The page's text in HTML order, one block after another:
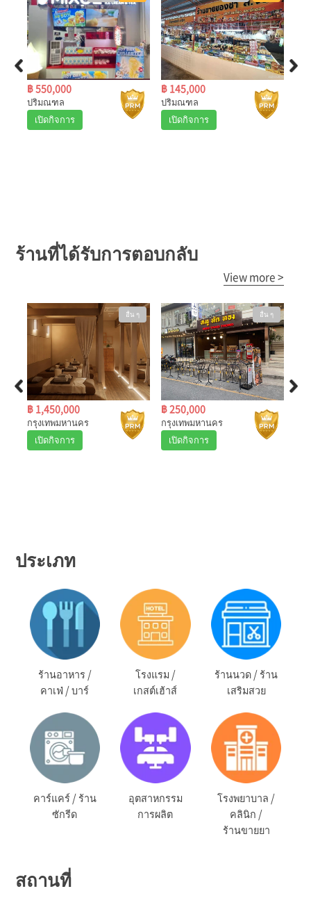
฿ 145,000
ปริมณฑล
เปิดกิจการ
฿ 1,500,000
เชียงใหม่
เปิดกิจการ
ร้านที่ได้รับการตอบกลับ
View more >
อื่น ๆ
฿ 1,450,000
กรุงเทพมหานคร
เปิดกิจการ
อื่น ๆ
฿ 250,000
กรุงเทพมหานคร
เปิดกิจการ
ประเภท
ร้านอาหาร /
คาเฟ่ / บาร์
โรงแรม /
เกสต์เฮ้าส์
ร้านนวด / ร้าน
เสริมสวย
คาร์แคร์ / ร้าน
ซักรีด
อุตสาหกรรม
การผลิต
โรงพยาบาล /
คลินิก /
ร้านขายยา
สถานที่